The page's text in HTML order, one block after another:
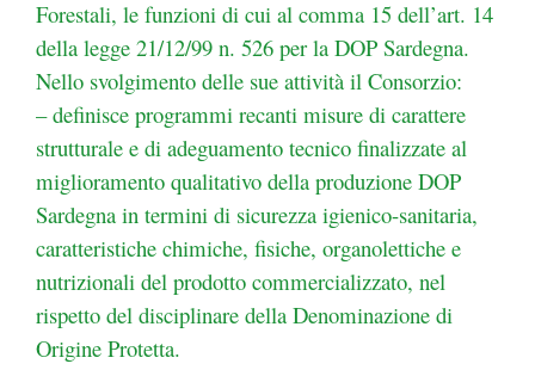
Forestali, le funzioni di cui al comma 15 dell’art. 14
della legge 21/12/99 n. 526 per la DOP Sardegna.
Nello svolgimento delle sue attività il Consorzio:
– definisce programmi recanti misure di carattere
strutturale e di adeguamento tecnico finalizzate al
miglioramento qualitativo della produzione DOP
Sardegna in termini di sicurezza igienico-sanitaria,
caratteristiche chimiche, fisiche, organolettiche e
nutrizionali del prodotto commercializzato, nel
rispetto del disciplinare della Denominazione di
Origine Protetta.